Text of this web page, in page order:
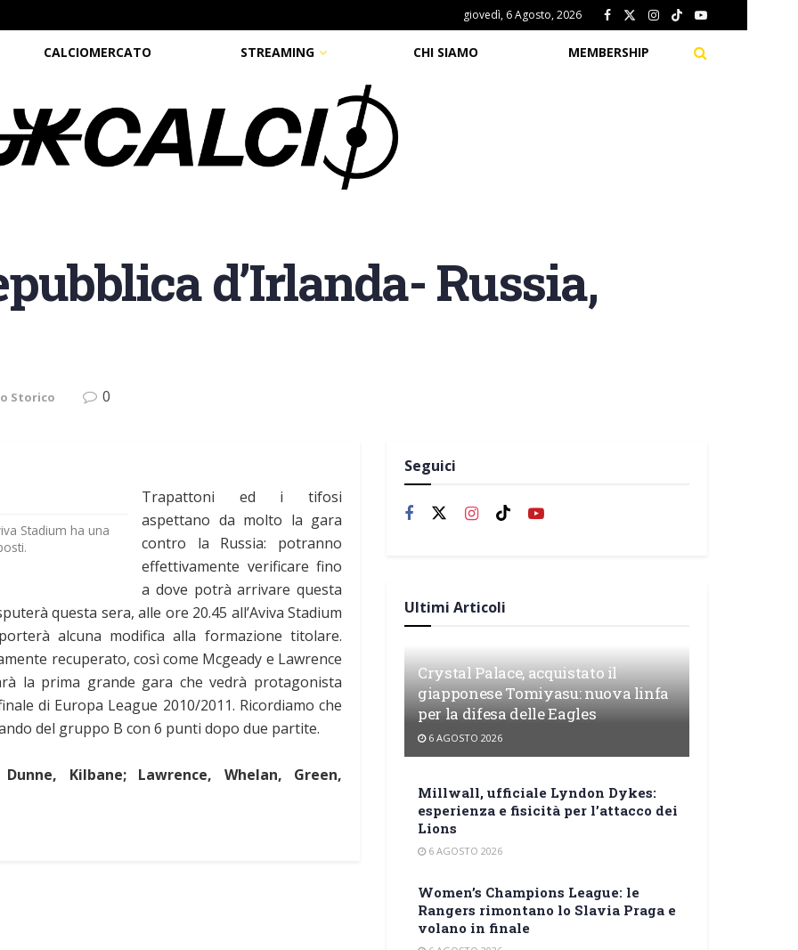
giovedì, 6 Agosto, 2026
CALCIOMERCATO STREAMING CHI SIAMO MEMBERSHIP
d’Irlanda- Russia,
Storico 0
Stadium ha una
Trapattoni ed i tifosi
aspettano da molto la gara
contro la Russia: potranno
effettivamente verificare fino
a dove potrà arrivare questa
questa sera, alle ore 20.45 all’Aviva Stadium
alcuna modifica alla formazione titolare.
recuperato, così come Mcgeady e Lawrence
la prima grande gara che vedrà protagonista
di Europa League 2010/2011. Ricordiamo che
del gruppo B con 6 punti dopo due partite.
Kilbane; Lawrence, Whelan, Green,
Seguici
Ultimi Articoli
Crystal Palace, acquistato il
giapponese Tomiyasu: nuova linfa
per la difesa delle Eagles
6 AGOSTO 2026
Millwall, ufficiale Lyndon Dykes:
esperienza e fisicità per l’attacco dei
Lions
6 AGOSTO 2026
Women’s Champions League: le
Rangers rimontano lo Slavia Praga e
volano in finale